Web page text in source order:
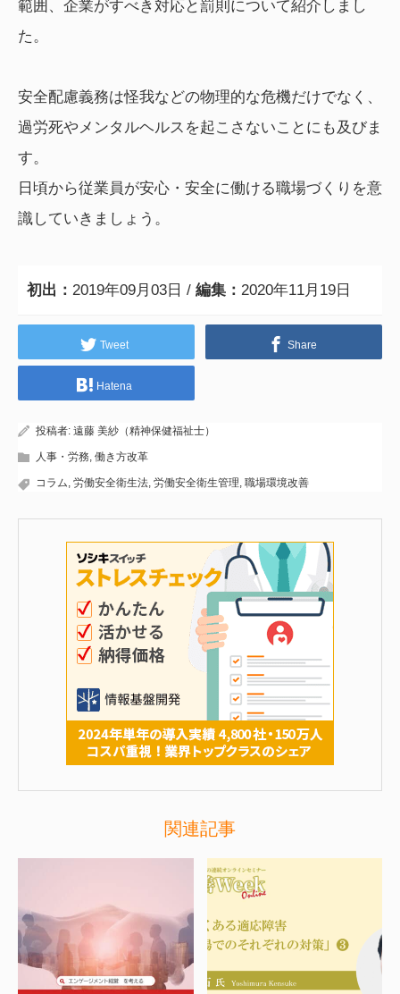
範囲、企業がすべき対応と罰則について紹介しまし
た。
安全配慮義務は怪我などの物理的な危機だけでなく、
過労死やメンタルヘルスを起こさないことにも及びま
す。
日頃から従業員が安心・安全に働ける職場づくりを意
識していきましょう。
初出： 2019年09月03日 / 編集： 2020年11月19日
Tweet Share
Hatena
投稿者: 遠藤 美紗（精神保健福祉士）
人事・労務, 働き方改革
コラム, 労働安全衛生法, 労働安全衛生管理, 職場環境改善
関連記事